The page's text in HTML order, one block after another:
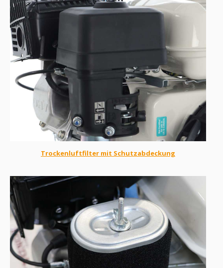
Trockenluftfilter mit Schutzabdeckung